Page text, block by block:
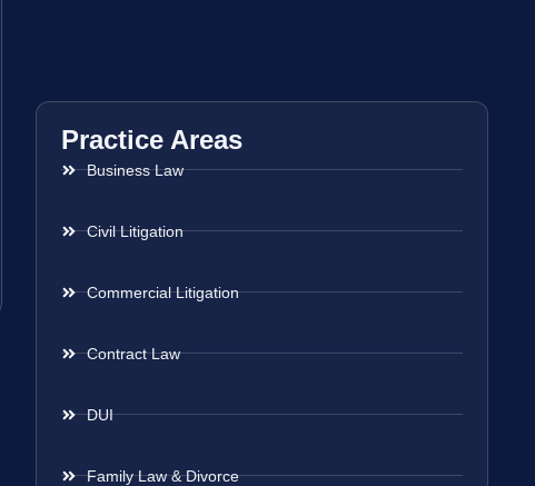
Practice Areas
Business Law
Civil Litigation
Commercial Litigation
Contract Law
DUI
Family Law & Divorce